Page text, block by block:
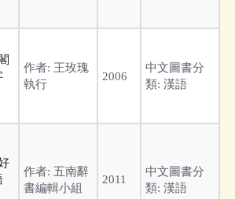
作者: 王玫瑰
執行
2006
中文圖書分
類: 漢語
作者: 五南辭
書編輯小組
2011
中文圖書分
類: 漢語